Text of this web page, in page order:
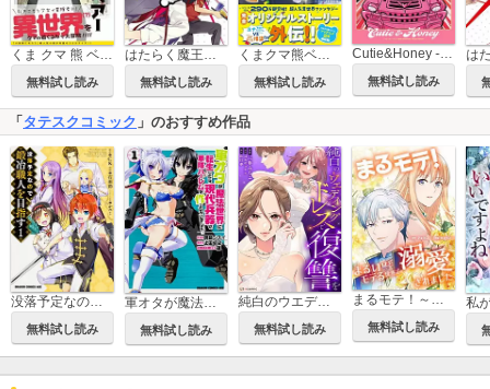
くま クマ 熊 ベアー（コミック）
無料試し読み
はたらく魔王さま！
無料試し読み
くまクマ熊ベアー外伝～ユナのよりみち手帖～
無料試し読み
Cutie&Honey -キューティーハニー50th Anniversary Tribute Artbook-
無料試し読み
「 タテスクコミック 」のおすすめ作品
没落予定なので、鍛冶職人を目指す【タテスク】
無料試し読み
軍オタが魔法世界に転生したら、現代兵器で軍隊ハーレムを作っちゃいました!?【タテスク】
無料試し読み
純白のウエディングドレスで復讐を【タテスク】
無料試し読み
まるモテ！～まるいほどモテる世界で溺愛されました～【タテスク】
無料試し読み